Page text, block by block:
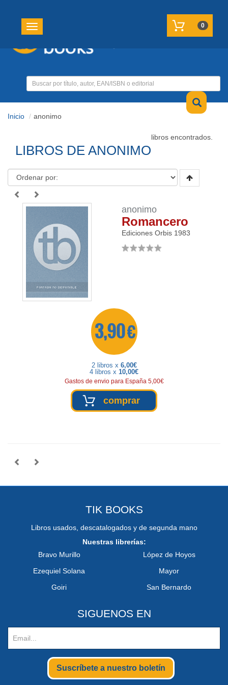
Toggle navigation 0
Inicio anonimo
libros encontrados.
LIBROS DE ANONIMO
anonimo
Romancero
Ediciones Orbis 1983
3,90 €
2 libros x 6,00€
4 libros x 10,00€
Gastos de envio para España 5,00€
comprar
TIK BOOKS
Libros usados, descatalogados y de segunda mano
Nuestras librerías:
Bravo Murillo
Ezequiel Solana
Goiri
López de Hoyos
Mayor
San Bernardo
SIGUENOS EN
Suscríbete a nuestro boletín